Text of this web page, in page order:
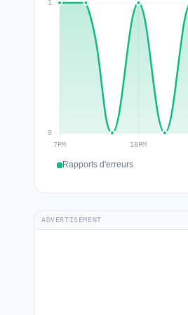
Rapports d'erreurs
ADVERTISEMENT